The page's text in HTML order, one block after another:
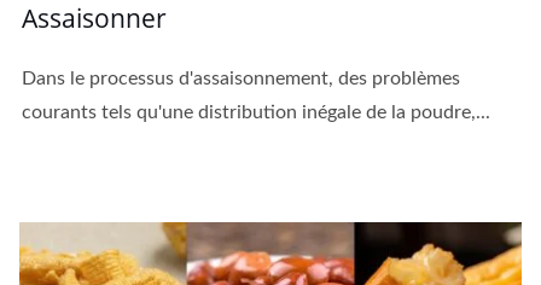
Assaisonner
Dans le processus d'assaisonnement, des problèmes
courants tels qu'une distribution inégale de la poudre,...